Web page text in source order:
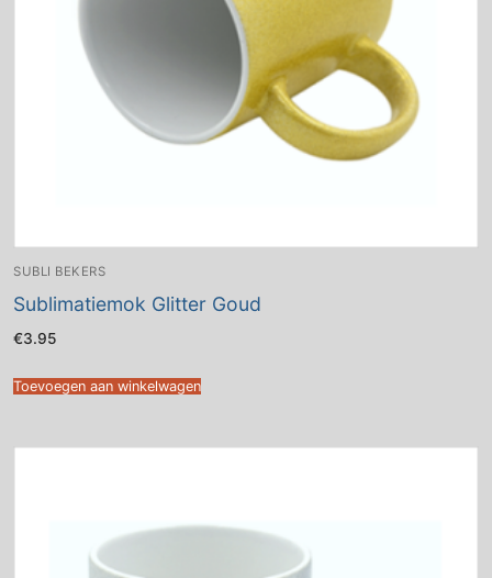
SUBLI BEKERS
Sublimatiemok Glitter Goud
€3.95
Toevoegen aan winkelwagen